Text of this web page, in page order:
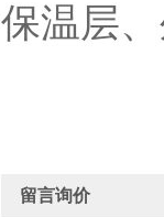
保温层
留言询价